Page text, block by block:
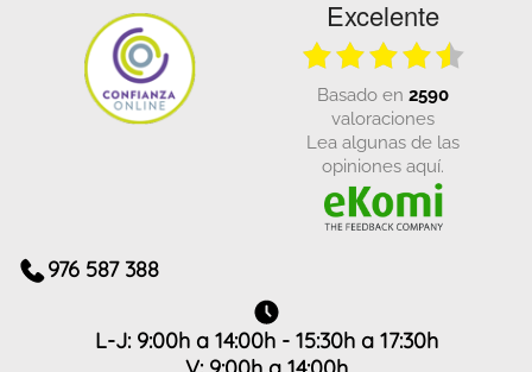
Excelente
basado en 2590
valoraciones
Lea algunas de las
opiniones aquí.
976 587 388
L-J: 9:00h a 14:00h - 15:30h a 17:30h